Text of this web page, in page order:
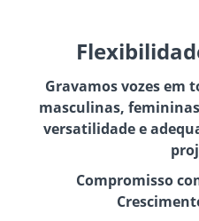
Gravamos vozes em
masculinas,
versatilidade e
Compromisso